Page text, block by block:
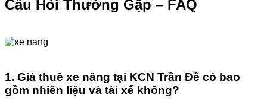
Câu Hỏi Thường Gặp – FAQ
1. Giá thuê xe nâng tại KCN Trần Đề có bao
gồm nhiên liệu và tài xế không?